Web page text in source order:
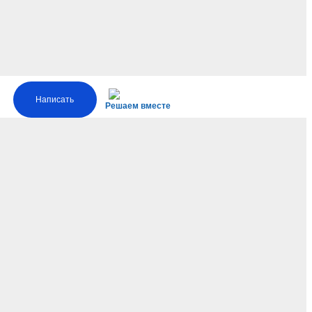
Написать
Решаем вместе